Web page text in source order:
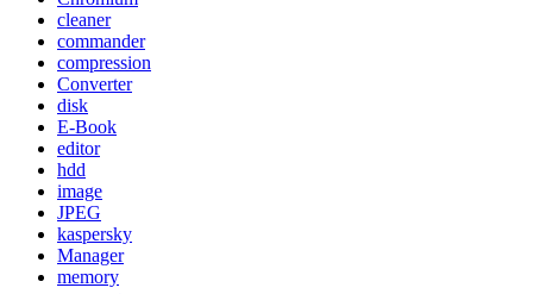
cleaner
commander
compression
Converter
disk
E-Book
editor
hdd
image
JPEG
kaspersky
Manager
memory